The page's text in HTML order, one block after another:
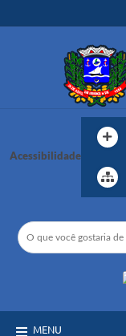
Acessibilidade
MENU